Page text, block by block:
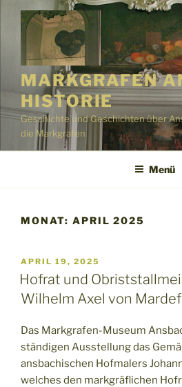
Zum
Inhalt
springen
MARKGRAFEN
HISTORIE
Geschichte und Geschichten über
die Markgrafen
Menü
MONAT: APRIL 2025
VERÖFFENTLICHT
AM
APRIL 19, 2025
Hofrat und
Wilhelm Axel von
Das Markgrafen-Museum
ständigen Ausstellung das
ansbachischen Hofmalers
welches den markgräflichen